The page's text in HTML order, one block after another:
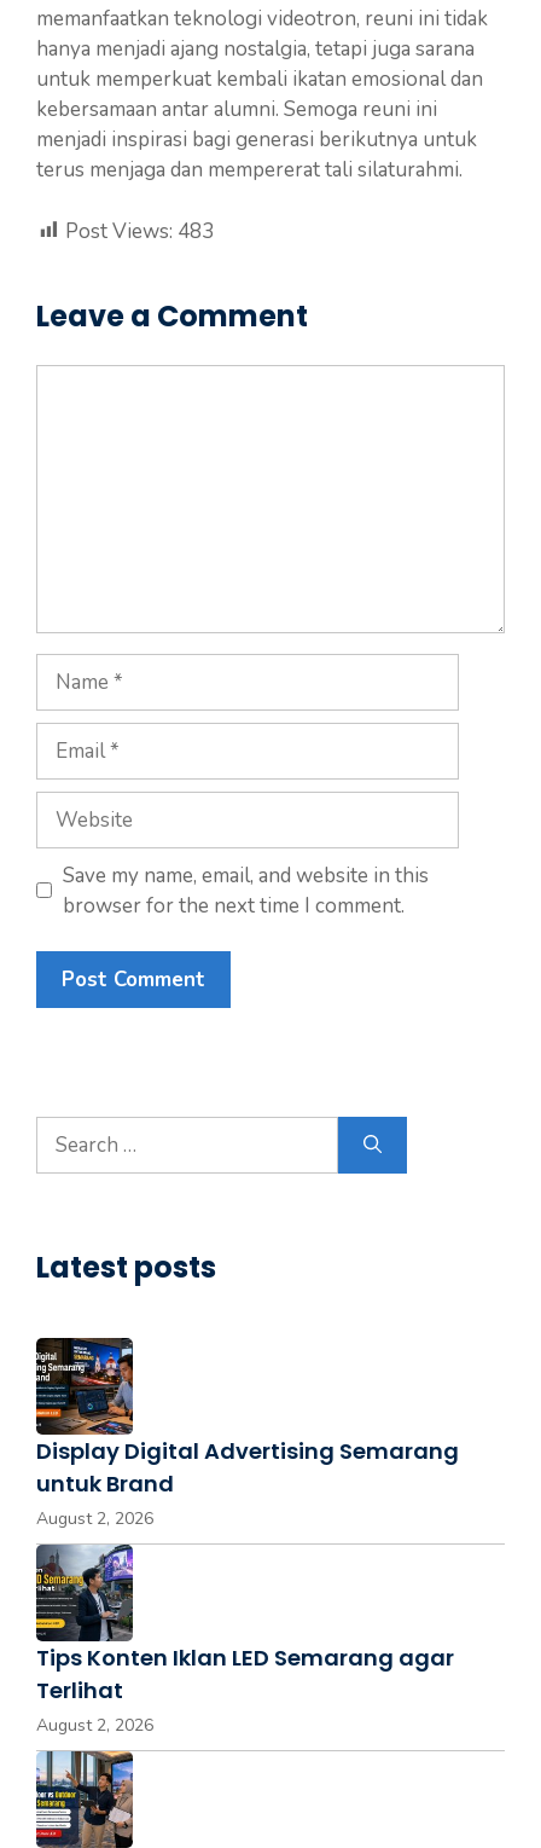
memanfaatkan teknologi videotron, reuni ini tidak
hanya menjadi ajang nostalgia, tetapi juga sarana
untuk memperkuat kembali ikatan emosional dan
kebersamaan antar alumni. Semoga reuni ini
menjadi inspirasi bagi generasi berikutnya untuk
terus menjaga dan mempererat tali silaturahmi.
Post Views: 483
Leave a Comment
Save my name, email, and website in this
browser for the next time I comment.
Latest posts
Display Digital Advertising Semarang
untuk Brand
August 2, 2026
Tips Konten Iklan LED Semarang agar
Terlihat
August 2, 2026